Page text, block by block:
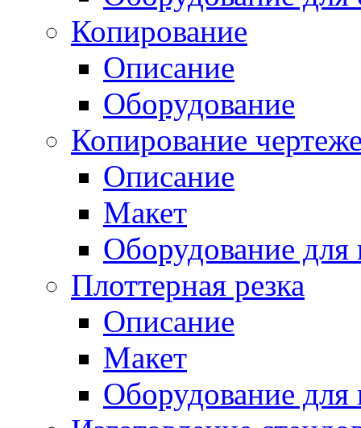
Копирование
Описание
Оборудование
Копирование
Описание
Макет
Оборудование для
Плоттерная резка
Описание
Макет
Оборудование для